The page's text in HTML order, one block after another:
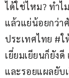
ได้ใช่ไหม? ทำไ
แล้วแย่น้อยกว่า
ประเทศไทย #
เยี่ยมเยียนก็ยัง
และรอยแผลยับ